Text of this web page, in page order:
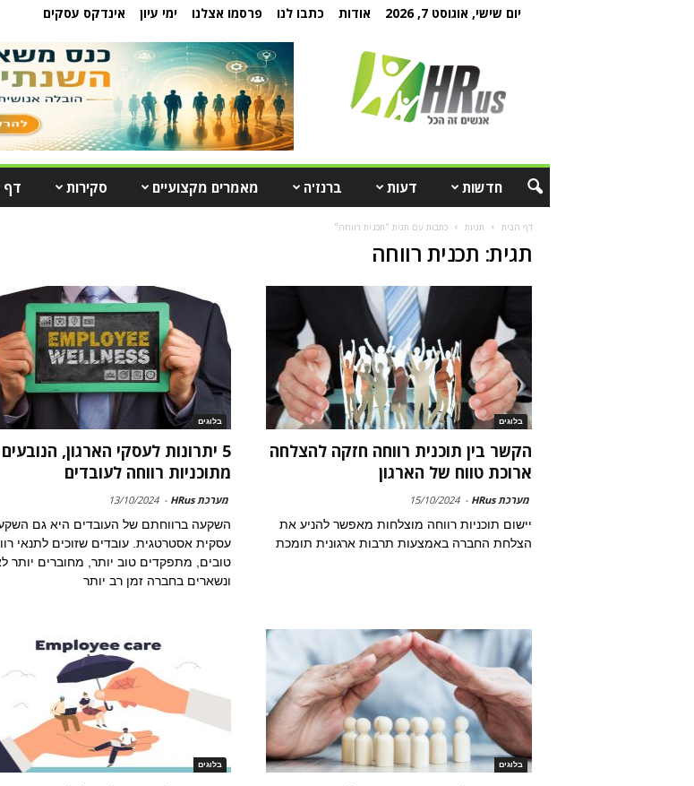
יום שישי, אוגוסט 7, 2026 אודות כתבו לנו פרסמו אצלנו ימי עיון אינדקס עסקים
חדשות דעות ברנז'ה מאמרים מקצועיים סקירות דף
דף הבית תגיות כתבות עם תגית "תכנית רווחה"
תגית: תכנית רווחה
בלוגים
הקשר בין תוכנית רווחה חזקה להצלחה
ארוכת טווח של הארגון
מערכת HRus -
15/10/2024
יישום תוכניות רווחה מוצלחות מאפשר להניע את
הצלחת החברה באמצעות תרבות ארגונית תומכת
בלוגים
5 יתרונות לעסקי הארגון, הנובעים
מתוכניות רווחה לעובדים
מערכת HRus -
13/10/2024
השקעה ברווחתם של העובדים היא גם
עסקית אסטרטגית. עובדים שזוכים לתנאי
טובים, מתפקדים טוב יותר, מחוברים יותר
ונשארים בחברה זמן רב יותר
בלוגים בלוגים